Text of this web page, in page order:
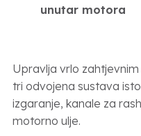
unutar motora
Upravlja vrlo
tri odvojena sustava
izgaranje, kanale za
motorno ulje.